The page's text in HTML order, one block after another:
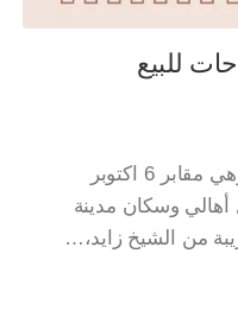
للبيع
دلوقتي بقى متوفر مقابر للبيع وهي مقابر 6 اكتوبر
وسكان مدينة
من الشيخ زايد،…